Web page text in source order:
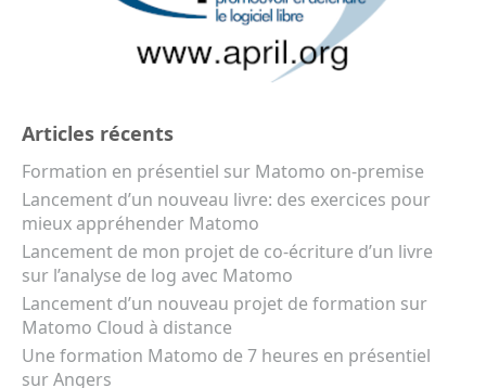
Articles récents
Formation en présentiel sur Matomo on-premise
Lancement d’un nouveau livre: des exercices pour
mieux appréhender Matomo
Lancement de mon projet de co-écriture d’un livre
sur l’analyse de log avec Matomo
Lancement d’un nouveau projet de formation sur
Matomo Cloud à distance
Une formation Matomo de 7 heures en présentiel
sur Angers